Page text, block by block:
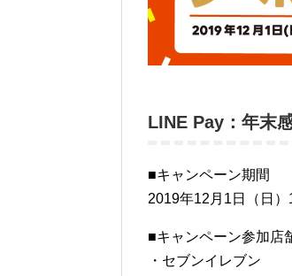
LINE Pay：年末
■キャンペーン期間
2019年12月1日（日）
■キャンペーン参加店
・セブンイレブン